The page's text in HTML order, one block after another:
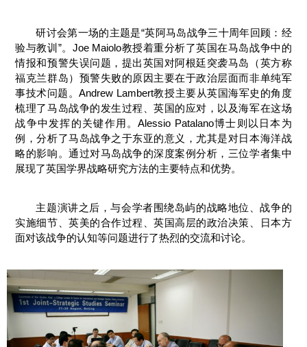
研讨会第一场的主题是“英阿马岛战争三十周年回顾：经
验与教训”。Joe Maiolo教授着重分析了英国在马岛战争中的
情报和预警失误问题，提出英国对阿根廷突袭马岛（英方称
福克兰群岛）预警失败的原因主要在于政治层面而非单纯军
事技术问题。Andrew Lambert教授主要从英国海军史的角度
梳理了马岛战争的发生过程、英国的应对，以及海军在这场
战争中发挥的关键作用。Alessio Patalano博士则以日本为
例，分析了马岛战争之于东亚的意义，尤其是对日本海洋战
略的影响。通过对马岛战争的深度案例分析，三位学者集中
展现了英国学界战略研究方法的主要特点和优势。
主题演讲之后，与会学者围绕岛屿的战略地位、战争的
实施细节、英美的合作过程、英国高层的政治决策、日本方
面对该战争的认知等问题进行了热烈的交流和讨论。